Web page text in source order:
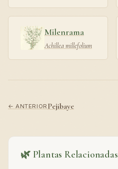
Milenrama
Achillea millefolium
← ANTERIOR Pejibaye
🌿 Plantas Relacionadas